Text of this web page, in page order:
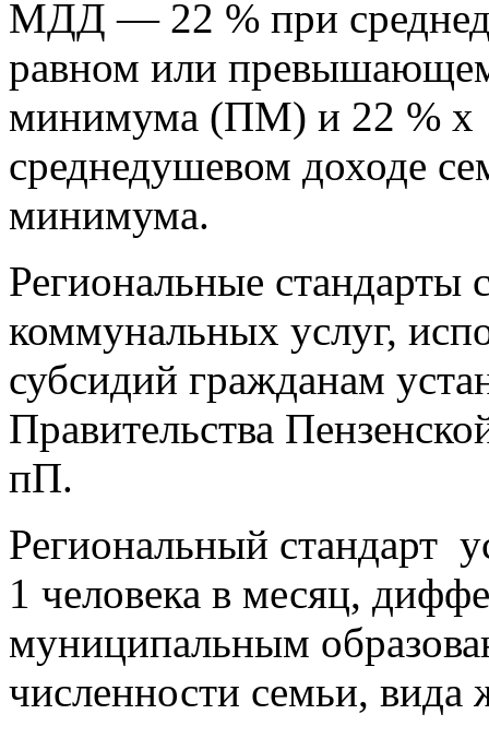
МДД — 22 % при
равном или
минимума (ПМ) и 22 %
среднедушевом доходе
минимума.
Региональные
коммунальных услуг,
субсидий гражданам
Правительства
пП.
Региональный стандарт
1 человека в месяц,
муниципальным
численности семьи, вида